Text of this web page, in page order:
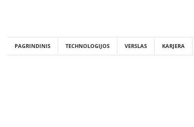
PAGRINDINIS TECHNOLOGIJOS VERSLAS KARJERA